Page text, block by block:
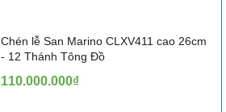
Chén lễ San Marino CLXV411 cao 26cm
- 12 Thánh Tông Đồ
110.000.000₫